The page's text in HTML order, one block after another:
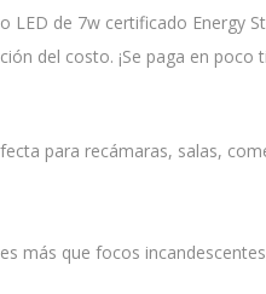
LED de 7w certificado Energy
del costo. ¡Se paga en poco
para recámaras, salas,
más que focos